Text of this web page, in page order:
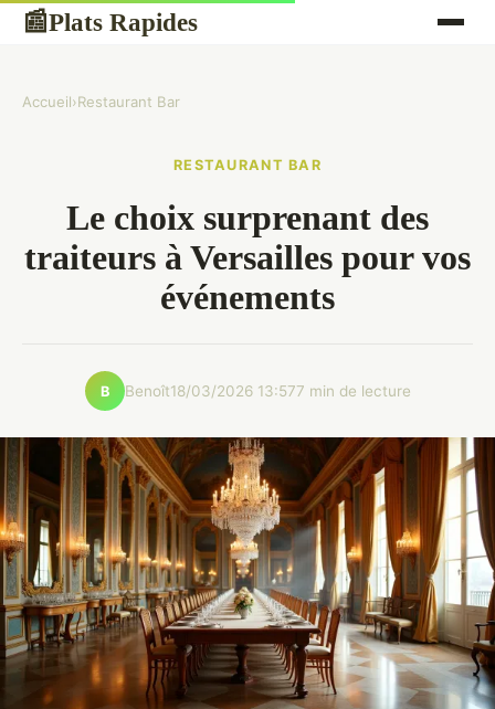
📰Plats Rapides
Accueil›Restaurant Bar
RESTAURANT BAR
Le choix surprenant des
traiteurs à Versailles pour vos
événements
B Benoît18/03/2026 13:577 min de lecture